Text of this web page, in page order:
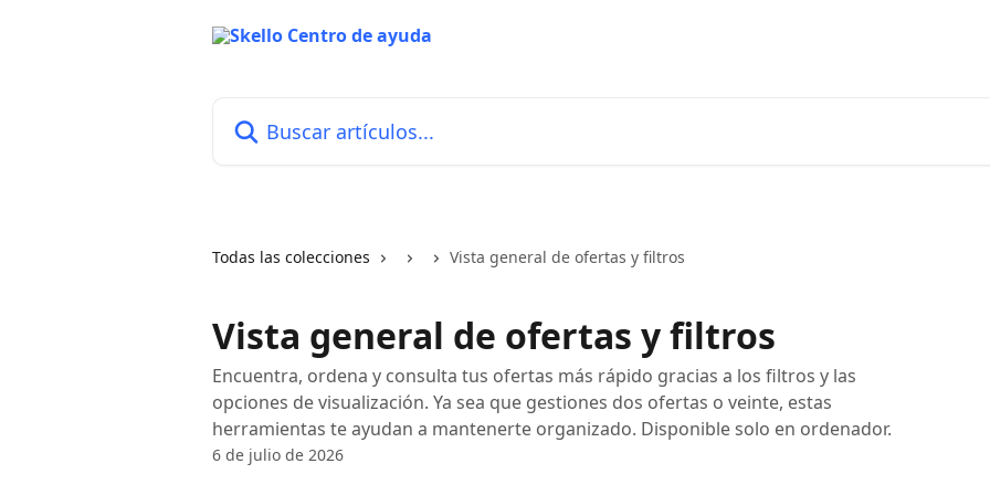
Todas las colecciones Vista general de ofertas y filtros
Vista general de ofertas y filtros
Encuentra, ordena y consulta tus ofertas más rápido gracias a los filtros y las
opciones de visualización. Ya sea que gestiones dos ofertas o veinte, estas
herramientas te ayudan a mantenerte organizado. Disponible solo en ordenador.
6 de julio de 2026